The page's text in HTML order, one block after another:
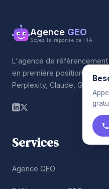
Agence GEO
Soyez la réponse de l'IA
L'agence de
en première position sur les
Perplexity, Claude, Gemini.
Services
Agence GEO